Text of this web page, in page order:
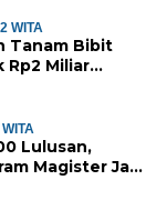
WITA
Tanam Bibit
Rp2 Miliar
Lulusan,
Magister Jadi